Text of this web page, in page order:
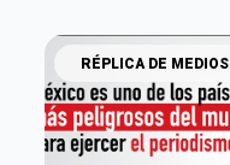
RÉPLICA DE MEDIOS